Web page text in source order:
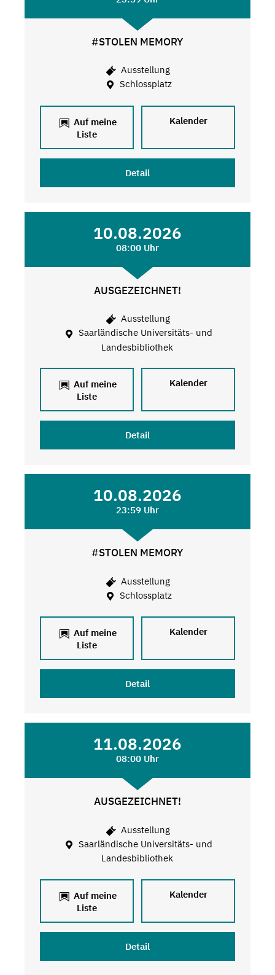
#STOLEN MEMORY
Ausstellung
Schlossplatz
Auf meine
Liste
Kalender
Detail
10.08.2026
08:00 Uhr
AUSGEZEICHNET!
Ausstellung
Saarländische Universitäts- und
Landesbibliothek
Auf meine
Liste
Kalender
Detail
10.08.2026
23:59 Uhr
#STOLEN MEMORY
Ausstellung
Schlossplatz
Auf meine
Liste
Kalender
Detail
11.08.2026
08:00 Uhr
AUSGEZEICHNET!
Ausstellung
Saarländische Universitäts- und
Landesbibliothek
Auf meine
Liste
Kalender
Detail